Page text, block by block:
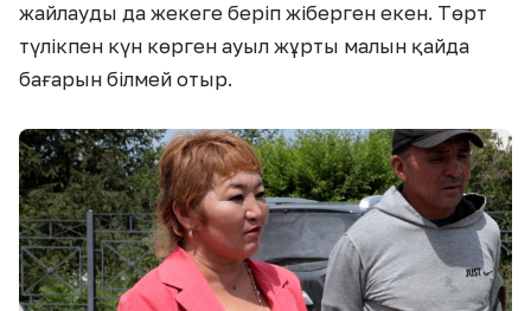
жайлауды да жекеге беріп жіберген екен. Төрт
түлікпен күн көрген ауыл жұрты малын қайда
бағарын білмей отыр.